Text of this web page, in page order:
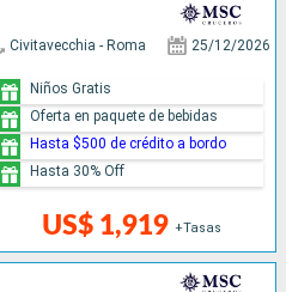
Civitavecchia - Roma 25/12/2026
US$ 1,919 +Tasas
Niños Gratis
Oferta en paquete de bebidas
Hasta $500 de crédito a bordo
Hasta 30% Off